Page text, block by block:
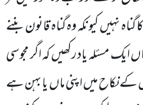
نہیں کیونکہ وہ گناہ قانون بننے
مسئلہ یاد رکھیں کہ اگر مجوسی
نکاح میں اپنی ماں یا بہن ہے